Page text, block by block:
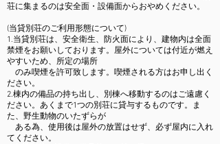
荘に集まるのは安全面・設備面からおやめください。
(当貸別荘のご利用形態について)​
1.当貸別荘は、安全衛生、防火面により、建物内は全面
禁煙をお願いしております。屋外については付近が燃え
やすいため、所定の場所
のみ喫煙を許可致します。喫煙される方はお申し出く
ださい。
2.棟内の備品の持ち出し、別棟へ移動するのはご遠慮く
ださい。あくまで1つの別荘に貸与するものです。ま
た、野生動物のいたずらが
ある為、使用後は屋外の放置はせず、必ず屋内に入れ
てください。